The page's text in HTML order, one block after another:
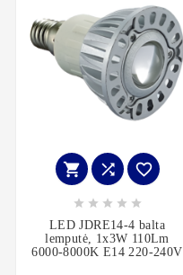
  
    
LED JDRE14-4 balta
lemputė, 1x3W 110Lm
6000-8000K E14 220-240V